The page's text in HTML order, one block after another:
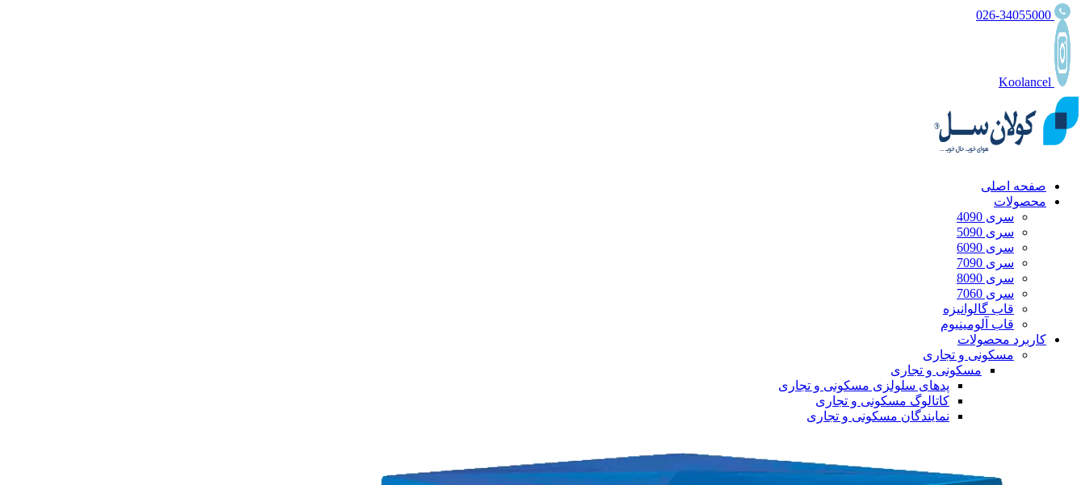
صفحه اصلی
محصولات
سری 4090
سری 5090
سری 6090
سری 7090
سری 8090
سری 7060
قاب گالوانیزه
قاب آلومینیوم
کاربرد محصولات
مسکونی و تجاری
مسکونی و تجاری
پدهای سلولزی مسکونی و تجاری
کاتالوگ مسکونی و تجاری
نمایندگان مسکونی و تجاری